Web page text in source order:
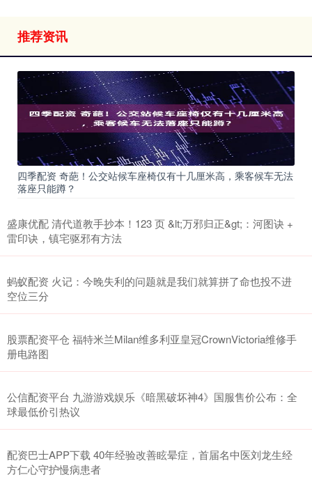
推荐资讯
四季配资 奇葩！公交站候车座椅仅有十几厘米高，乘客候车无法
落座只能蹲？
盛康优配 清代道教手抄本！123 页 &lt;万邪归正&gt;：河图诀 +
雷印诀，镇宅驱邪有方法
蚂蚁配资 火记：今晚失利的问题就是我们就算拼了命也投不进
空位三分
股票配资平仓 福特米兰Milan维多利亚皇冠CrownVictoria维修手
册电路图
公信配资平台 九游游戏娱乐《暗黑破坏神4》国服售价公布：全
球最低价引热议
配资巴士APP下载 40年经验改善眩晕症，首届名中医刘龙生经
方仁心守护慢病患者